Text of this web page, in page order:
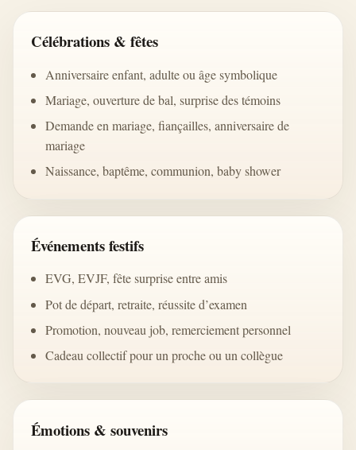
Célébrations & fêtes
Anniversaire enfant, adulte ou âge symbolique
Mariage, ouverture de bal, surprise des témoins
Demande en mariage, fiançailles, anniversaire de
mariage
Naissance, baptême, communion, baby shower
Événements festifs
EVG, EVJF, fête surprise entre amis
Pot de départ, retraite, réussite d’examen
Promotion, nouveau job, remerciement personnel
Cadeau collectif pour un proche ou un collègue
Émotions & souvenirs